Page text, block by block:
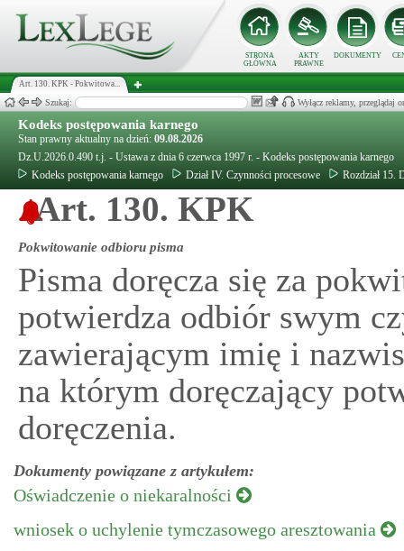
STRONA
GŁÓWNA
AKTY
PRAWNE
DOKUMENTY
Art. 130. KPK - Pokwitowa...
Szukaj: Wyłącz reklamy, przeglądaj
Kodeks postępowania karnego
Stan prawny aktualny na dzień: 09.08.2026
Dz.U.2026.0.490 t.j. - Ustawa z dnia 6 czerwca 1997 r. - Kodeks postępowania karnego
Kodeks postępowania karnego
Dział IV. Czynności procesowe Rozdział 15.
Art. 130. KPK
Pokwitowanie odbioru pisma
Pisma doręcza się za
potwierdza odbiór swym
zawierającym imię i
na którym doręczający
doręczenia.
Dokumenty powiązane z artykułem:
Oświadczenie o niekaralności
wniosek o uchylenie tymczasowego aresztowania